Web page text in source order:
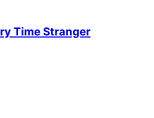
Time Stranger